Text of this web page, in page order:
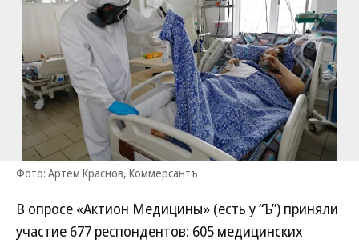
Фото: Артем Краснов, Коммерсантъ
В опросе «Актион Медицины» (есть у “Ъ”) приняли
участие 677 респондентов: 605 медицинских